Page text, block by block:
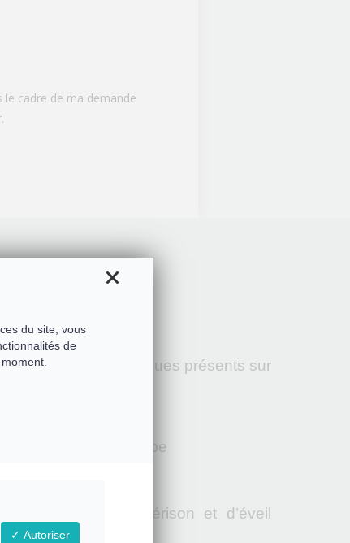
cadre de ma demande
et Sœurs galactiques présents sur
canalisés par Philippe
de lumière de guérison et d’éveil
du site, vous
de
Autoriser